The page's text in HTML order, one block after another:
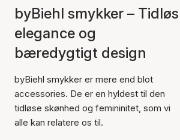
byBiehl smykker – Tidløs
elegance og
bæredygtigt design
byBiehl smykker er mere end blot
accessories. De er en hyldest til den
tidløse skønhed og femininitet, som vi
alle kan relatere os til.